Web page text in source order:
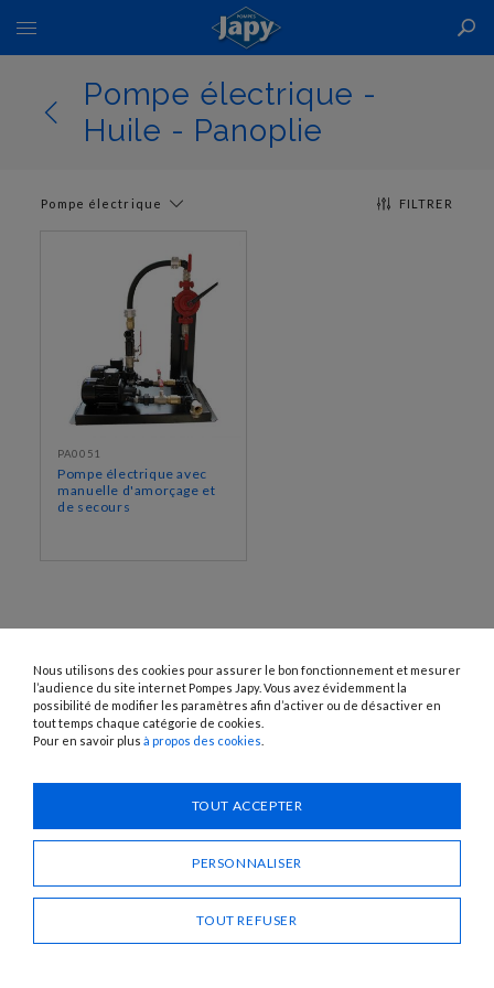
Basculer
la
navigationPompe électrique -
Huile - Panoplie
FILTRER
Pompe électrique
PA0051
Pompe électrique avec
manuelle d'amorçage et
de secours
1120 Avenue OEHMICHEN - CS80015 - FR-25460 ÉTUPES
Pompes Japy
Nous utilisons des cookies pour assurer le bon fonctionnement et mesurer
l’audience du site internet Pompes Japy. Vous avez évidemment la
possibilité de modifier les paramètres afin d’activer ou de désactiver en
tout temps chaque catégorie de cookies.
Pour en savoir plus à propos des cookies
TOUT ACCEPTER
PERSONNALISER
TOUT REFUSER